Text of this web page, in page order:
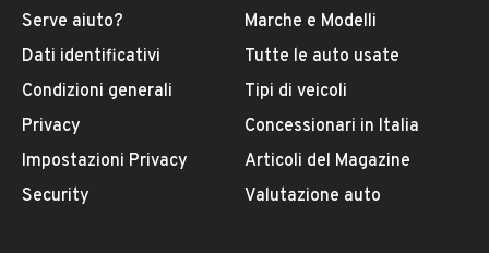
Pubblicità
DESCRIZIONE
[Rif. 20556482]
Serve aiuto?
Dati identificativi
Condizioni generali
Privacy
Impostazioni Privacy
Security
Marche e Modelli
Tutte le auto usate
Tipi di veicoli
Concessionari in Italia
Articoli del Magazine
Valutazione auto